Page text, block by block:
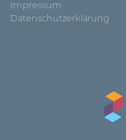
Impressum
Datenschutzerklärung